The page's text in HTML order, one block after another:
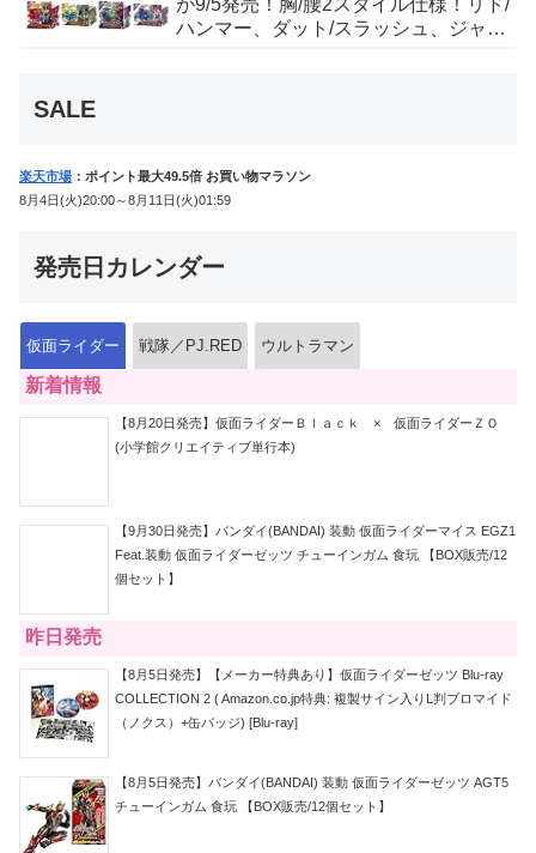
が9/5発売！胸/腰2スタイル仕様！リド/
ハンマー、ダット/スラッシュ、ジャ
SALE
楽天市場 ：ポイント最大49.5倍 お買い物マラソン
8月4日(火)20:00～8月11日(火)01:59
発売日カレンダー
仮面ライダー 戦隊／PJ.RED ウルトラマン
新着情報
【8月20日発売】仮面ライダーＢｌａｃｋ × 仮面ライダーＺＯ
(小学館クリエイティブ単行本)
【9月30日発売】バンダイ(BANDAI) 装動 仮面ライダーマイス EGZ1
Feat.装動 仮面ライダーゼッツ チューインガム 食玩 【BOX販売/12
個セット】
昨日発売
【8月5日発売】【メーカー特典あり】仮面ライダーゼッツ Blu-ray
COLLECTION 2 ( Amazon.co.jp特典: 複製サイン入りL判ブロマイド
（ノクス）+缶バッジ) [Blu-ray]
【8月5日発売】バンダイ(BANDAI) 装動 仮面ライダーゼッツ AGT5
チューインガム 食玩 【BOX販売/12個セット】